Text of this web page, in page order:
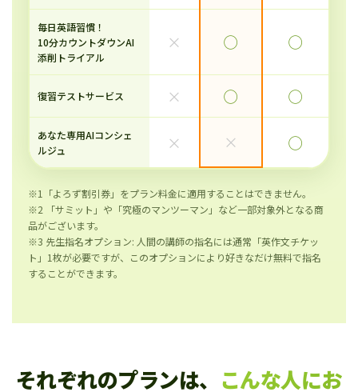
毎日英語習慣！
10分カウントダウンAI
添削トライアル
× ◯ ◯
復習テストサービス × ◯ ◯
あなた専用AIコンシェ
ルジュ
× × ◯
※1「よろず割引券」をプラン料金に適用することはできません。
※2 「サミット」や「究極のマンツーマン」など一部対象外となる商
品がございます。
※3 先生指名オプション: 人間の講師の指名には通常「英作文チケッ
ト」1枚が必要ですが、このオプションにより好きなだけ無料で指名
することができます。
それぞれのプランは、 こんな人にお